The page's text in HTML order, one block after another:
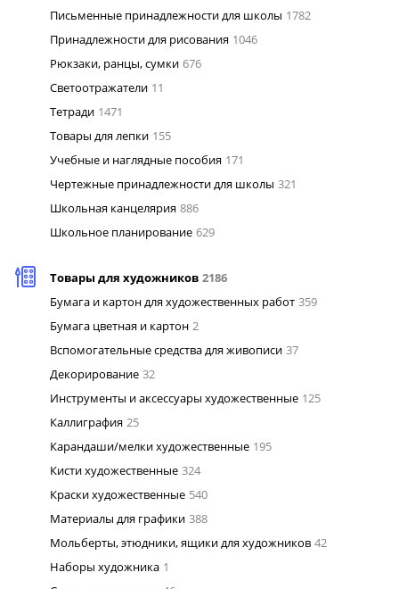
Письменные принадлежности для школы 1782
Принадлежности для рисования 1046
Рюкзаки, ранцы, сумки 676
Светоотражатели 11
Тетради 1471
Товары для лепки 155
Учебные и наглядные пособия 171
Чертежные принадлежности для школы 321
Школьная канцелярия 886
Школьное планирование 629
Товары для художников 2186
Бумага и картон для художественных работ 359
Бумага цветная и картон 2
Вспомогательные средства для живописи 37
Декорирование 32
Инструменты и аксессуары художественные 125
Каллиграфия 25
Карандаши/мелки художественные 195
Кисти художественные 324
Краски художественные 540
Материалы для графики 388
Мольберты, этюдники, ящики для художников 42
Наборы художника 1